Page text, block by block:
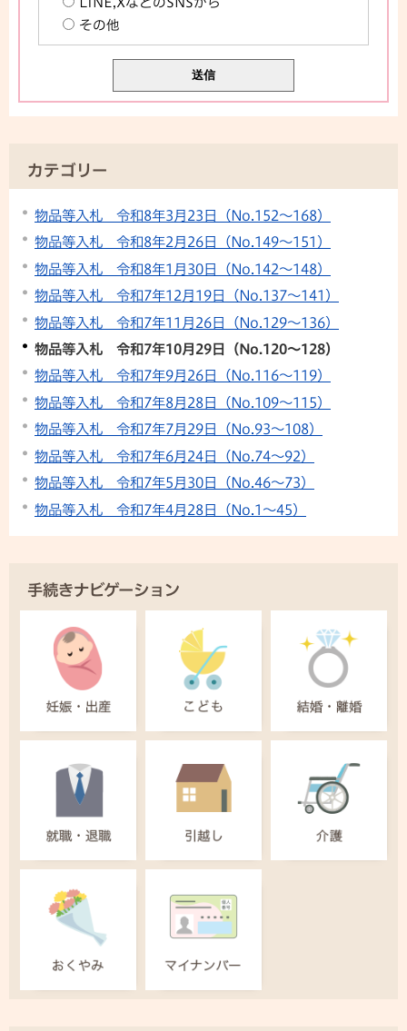
その他
カテゴリー
物品等入札 令和8年3月23日（No.152～168）
物品等入札 令和8年2月26日（No.149～151）
物品等入札 令和8年1月30日（No.142～148）
物品等入札 令和7年12月19日（No.137～141）
物品等入札 令和7年11月26日（No.129～136）
物品等入札 令和7年10月29日（No.120～128）
物品等入札 令和7年9月26日（No.116～119）
物品等入札 令和7年8月28日（No.109～115）
物品等入札 令和7年7月29日（No.93～108）
物品等入札 令和7年6月24日（No.74～92）
物品等入札 令和7年5月30日（No.46～73）
物品等入札 令和7年4月28日（No.1～45）
手続きナビゲーション